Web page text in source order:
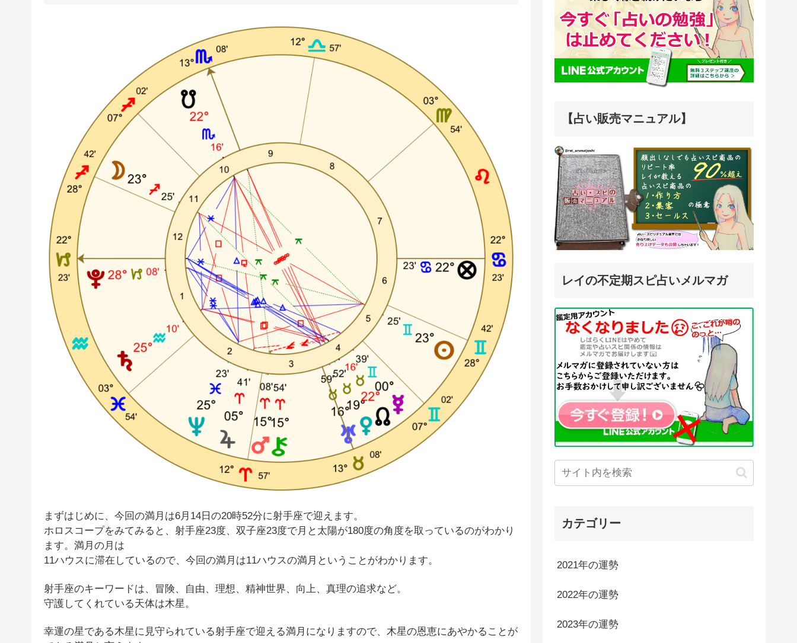
まずはじめに、今回の満月は6月14日の20時52分に射手座で迎えます。
ホロスコープをみてみると、射手座23度、双子座23度で月と太陽が180度の角度を取っているのがわかり
ます。満月の月は
11ハウスに滞在しているので、今回の満月は11ハウスの満月ということがわかります。
射手座のキーワードは、冒険、自由、理想、精神世界、向上、真理の追求など。
守護してくれている天体は木星。
幸運の星である木星に見守られている射手座で迎える満月になりますので、木星の恩恵にあやかることが
【占い販売マニュアル】
レイの不定期スピ占いメルマガ
カテゴリー
2021年の運勢
2022年の運勢
2023年の運勢